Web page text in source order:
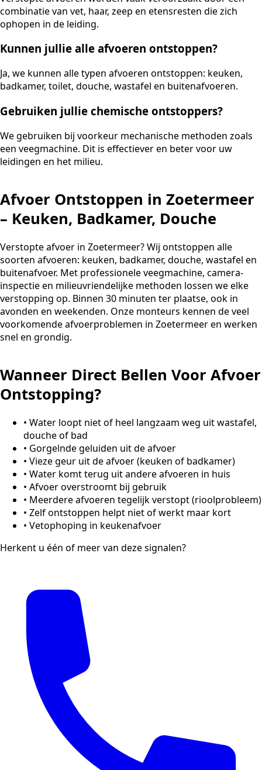
combinatie van vet, haar, zeep en etensresten die zich
ophopen in de leiding.
Kunnen jullie alle afvoeren ontstoppen?
Ja, we kunnen alle typen afvoeren ontstoppen: keuken,
badkamer, toilet, douche, wastafel en buitenafvoeren.
Gebruiken jullie chemische ontstoppers?
We gebruiken bij voorkeur mechanische methoden zoals
een veegmachine. Dit is effectiever en beter voor uw
leidingen en het milieu.
Afvoer Ontstoppen in Zoetermeer
– Keuken, Badkamer, Douche
Verstopte afvoer in Zoetermeer? Wij ontstoppen alle
soorten afvoeren: keuken, badkamer, douche, wastafel en
buitenafvoer. Met professionele veegmachine, camera-
inspectie en milieuvriendelijke methoden lossen we elke
verstopping op. Binnen 30 minuten ter plaatse, ook in
avonden en weekenden. Onze monteurs kennen de veel
voorkomende afvoerproblemen in Zoetermeer en werken
snel en grondig.
Wanneer Direct Bellen Voor Afvoer
Ontstopping?
• Water loopt niet of heel langzaam weg uit wastafel,
douche of bad
• Gorgelnde geluiden uit de afvoer
• Vieze geur uit de afvoer (keuken of badkamer)
• Water komt terug uit andere afvoeren in huis
• Afvoer overstroomt bij gebruik
• Meerdere afvoeren tegelijk verstopt (rioolprobleem)
• Zelf ontstoppen helpt niet of werkt maar kort
• Vetophoping in keukenafvoer
Herkent u één of meer van deze signalen?